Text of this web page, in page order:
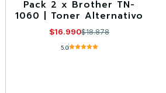
-10%
Pack 2 x Brother TN-
1060 | Toner Alternativo
$16.990$18.878
5.0